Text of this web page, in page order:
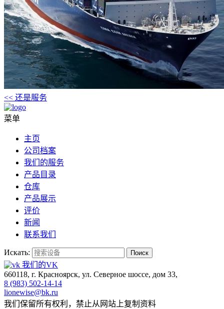
<< 还是服务
菜单
主页
公司档案
我们的服务
产品目录
仓库
产品展示
评价
新闻
联系我们
Искать: Поиск
我们的VK
660118, г. Красноярск, ул. Северное шоссе, дом 33,
8 (983) 502-14-14
lionewise@bk.ru
我们保留所有权利，禁止从网站上复制资料